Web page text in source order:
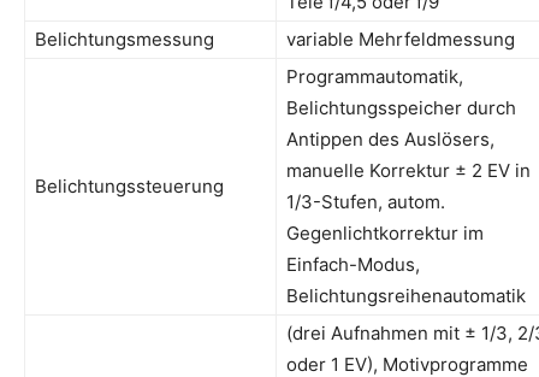
Belichtungsmessung
variable Mehrfeldmessung
Belichtungssteuerung
Programmautomatik,
Belichtungsspeicher durch
Antippen des Auslösers,
manuelle Korrektur ± 2 EV in
1/3-Stufen, autom.
Gegenlichtkorrektur im
Einfach-Modus,
Belichtungsreihenautomatik
(drei Aufnahmen mit ± 1/3,
oder 1 EV), Motivprogramme